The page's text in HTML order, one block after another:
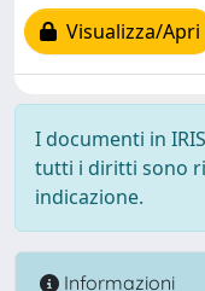
Visualizza/Apri
I documenti in
tutti i diritti sono
indicazione.
Informazioni